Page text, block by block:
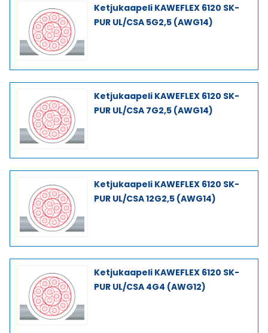
Ketjukaapeli KAWEFLEX 6120 SK-
PUR UL/CSA 5G2,5 (AWG14)
Ketjukaapeli KAWEFLEX 6120 SK-
PUR UL/CSA 7G2,5 (AWG14)
Ketjukaapeli KAWEFLEX 6120 SK-
PUR UL/CSA 12G2,5 (AWG14)
Ketjukaapeli KAWEFLEX 6120 SK-
PUR UL/CSA 4G4 (AWG12)